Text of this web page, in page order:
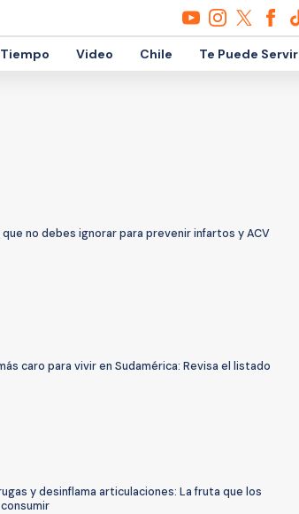
Tiempo Video Chile Te Puede Servir
no debes ignorar para prevenir infartos y ACV
caro para vivir en Sudamérica: Revisa el listado
y desinflama articulaciones: La fruta que los